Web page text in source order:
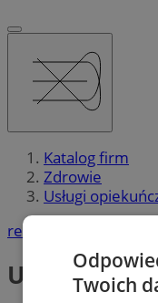
Katalog firm
Zdrowie
Usługi
reklama
UsługiTwoich